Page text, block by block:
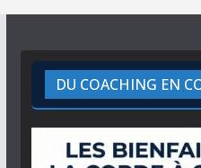
DU COACHING EN